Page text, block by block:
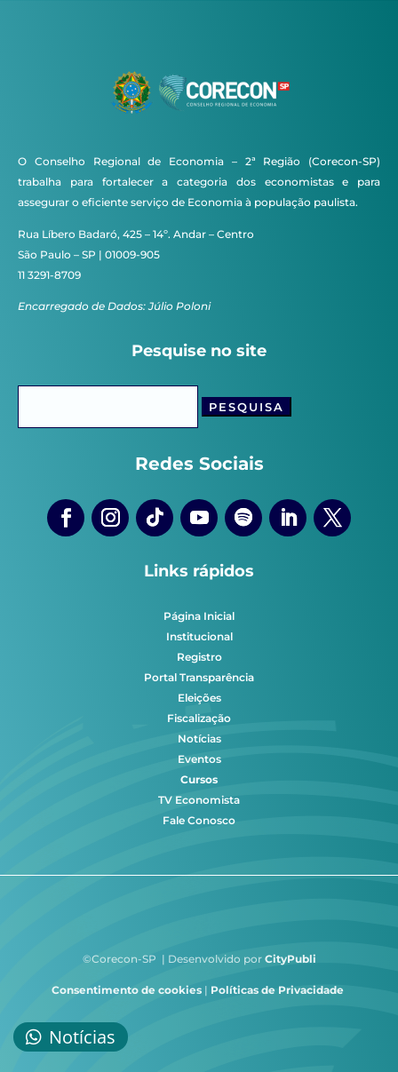
O Conselho Regional de Economia – 2ª Região (Corecon-SP)
trabalha para fortalecer a categoria dos economistas e para
assegurar o eficiente serviço de Economia à população paulista.
Rua Líbero Badaró, 425 – 14º. Andar – Centro
São Paulo – SP | 01009-905
11 3291-8709
Encarregado de Dados: Júlio Poloni
Pesquise no site
Redes Sociais
Links rápidos
Página Inicial
Institucional
Registro
Portal Transparência
Eleições
Fiscalização
Notícias
Eventos
Cursos
TV Economista
Fale Conosco
©Corecon-SP | Desenvolvido por CityPubli
Consentimento de cookies | Políticas de Privacidade
Notícias